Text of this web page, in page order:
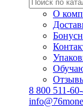
О
8 800 511-